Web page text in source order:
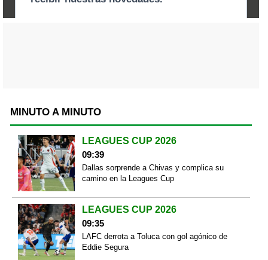
MINUTO A MINUTO
LEAGUES CUP 2026
09:39
Dallas sorprende a Chivas y complica su
camino en la Leagues Cup
LEAGUES CUP 2026
09:35
LAFC derrota a Toluca con gol agónico de
Eddie Segura